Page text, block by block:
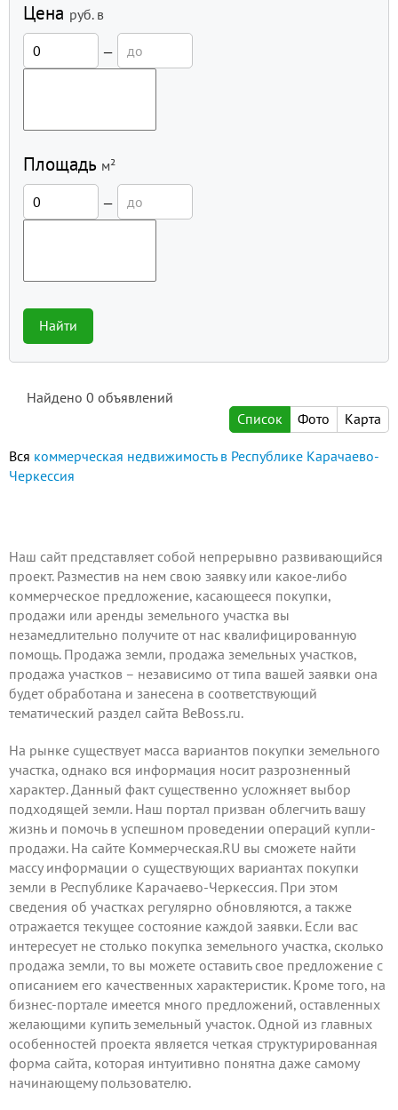
Цена руб. в
—
Площадь м²
—
Найти
Найдено 0 объявлений
Список
Фото Карта
Вся коммерческая недвижимость в Республике Карачаево-
Черкессия
Наш сайт представляет собой непрерывно развивающийся
проект. Разместив на нем свою заявку или какое-либо
коммерческое предложение, касающееся покупки,
продажи или аренды земельного участка вы
незамедлительно получите от нас квалифицированную
помощь. Продажа земли, продажа земельных участков,
продажа участков – независимо от типа вашей заявки она
будет обработана и занесена в соответствующий
тематический раздел сайта BeBoss.ru.
На рынке существует масса вариантов покупки земельного
участка, однако вся информация носит разрозненный
характер. Данный факт существенно усложняет выбор
подходящей земли. Наш портал призван облегчить вашу
жизнь и помочь в успешном проведении операций купли-
продажи. На сайте Коммерческая.RU вы сможете найти
массу информации о существующих вариантах покупки
земли в Республике Карачаево-Черкессия. При этом
сведения об участках регулярно обновляются, а также
отражается текущее состояние каждой заявки. Если вас
интересует не столько покупка земельного участка, сколько
продажа земли, то вы можете оставить свое предложение с
описанием его качественных характеристик. Кроме того, на
бизнес-портале имеется много предложений, оставленных
желающими купить земельный участок. Одной из главных
особенностей проекта является четкая структурированная
форма сайта, которая интуитивно понятна даже самому
начинающему пользователю.